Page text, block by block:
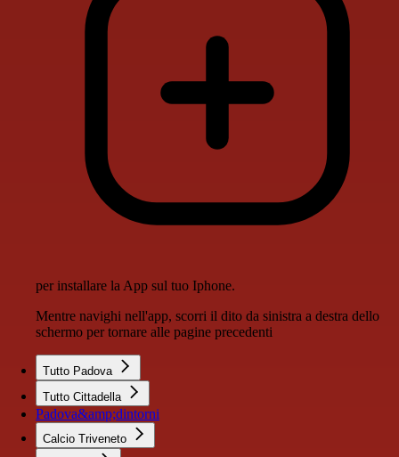
per installare la App sul tuo Iphone.
Mentre navighi nell'app, scorri il dito da sinistra a destra dello
schermo per tornare alle pagine precedenti
Tutto Padova
Tutto Cittadella
Padova&amp;dintorni
Calcio Triveneto